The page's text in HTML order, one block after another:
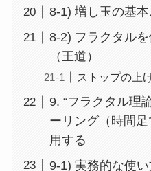
8-1) 増し玉の基
8-2) フラクタル
（王道）
ストップの上
9. “フラクタル理
ーリング（時間
用する
9-1) 実務的な使